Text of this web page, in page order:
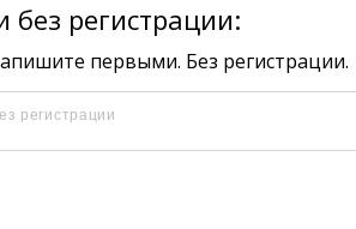
регистрации:
первыми. Без регистрации.